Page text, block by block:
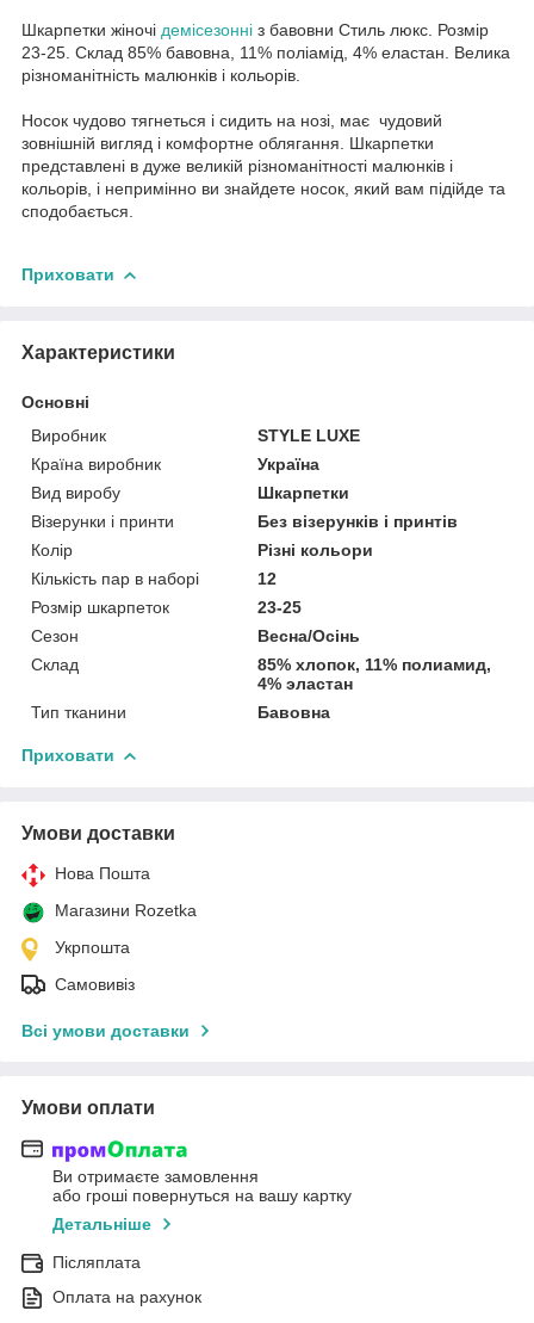
Шкарпетки жіночі демісезонні з бавовни Стиль люкс. Розмір
23-25. Склад 85% бавовна, 11% поліамід, 4% еластан. Велика
різноманітність малюнків і кольорів.
Носок чудово тягнеться і сидить на нозі, має чудовий
зовнішній вигляд і комфортне облягання. Шкарпетки
представлені в дуже великій різноманітності малюнків і
кольорів, і непримінно ви знайдете носок, який вам підійде та
сподобається.
Приховати
Характеристики
Основні
Виробник
STYLE LUXE
Країна виробник
Україна
Вид виробу
Шкарпетки
Візерунки і принти
Без візерунків і принтів
Колір
Різні кольори
Кількість пар в наборі
12
Розмір шкарпеток
23-25
Сезон
Весна/Осінь
Склад
85% хлопок, 11% полиамид,
4% эластан
Тип тканини
Бавовна
Приховати
Умови доставки
Нова Пошта
Магазини Rozetka
Укрпошта
Самовивіз
Всі умови доставки
Умови оплати
Ви отримаєте замовлення
або гроші повернуться на вашу картку
Детальніше
Післяплата
Оплата на рахунок